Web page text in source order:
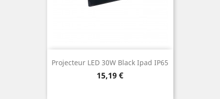
Projecteur LED 30W Black Ipad IP65
Prix
15,19 €